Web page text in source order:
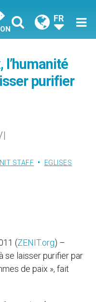
FR
l’humanité
purifier
STAFF
EGLISES
(ZENIT.org) –
se laisser purifier par
de paix », fait